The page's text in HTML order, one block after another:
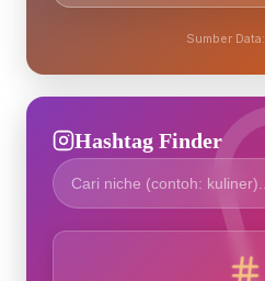
Sumber Data:
Hashtag Finder